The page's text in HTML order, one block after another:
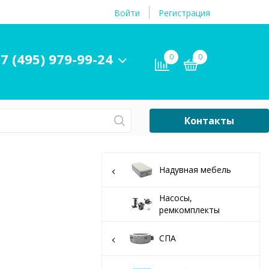
Войти Регистрация
(495) 979-99-24 0 0
Бассейны
принадлежности
Контакты
Надувная мебель
Насосы,
ремкомплекты
СПА